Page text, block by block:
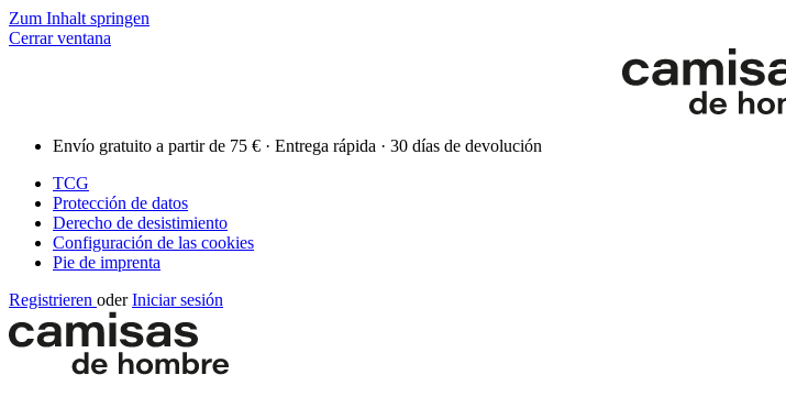
Zum Inhalt springen
Cerrar ventana
Envío gratuito a partir de 75 € · Entrega rápida · 30 días de devolución
TCG
Protección de datos
Derecho de desistimiento
Configuración de las cookies
Pie de imprenta
Registrieren oder Iniciar sesión